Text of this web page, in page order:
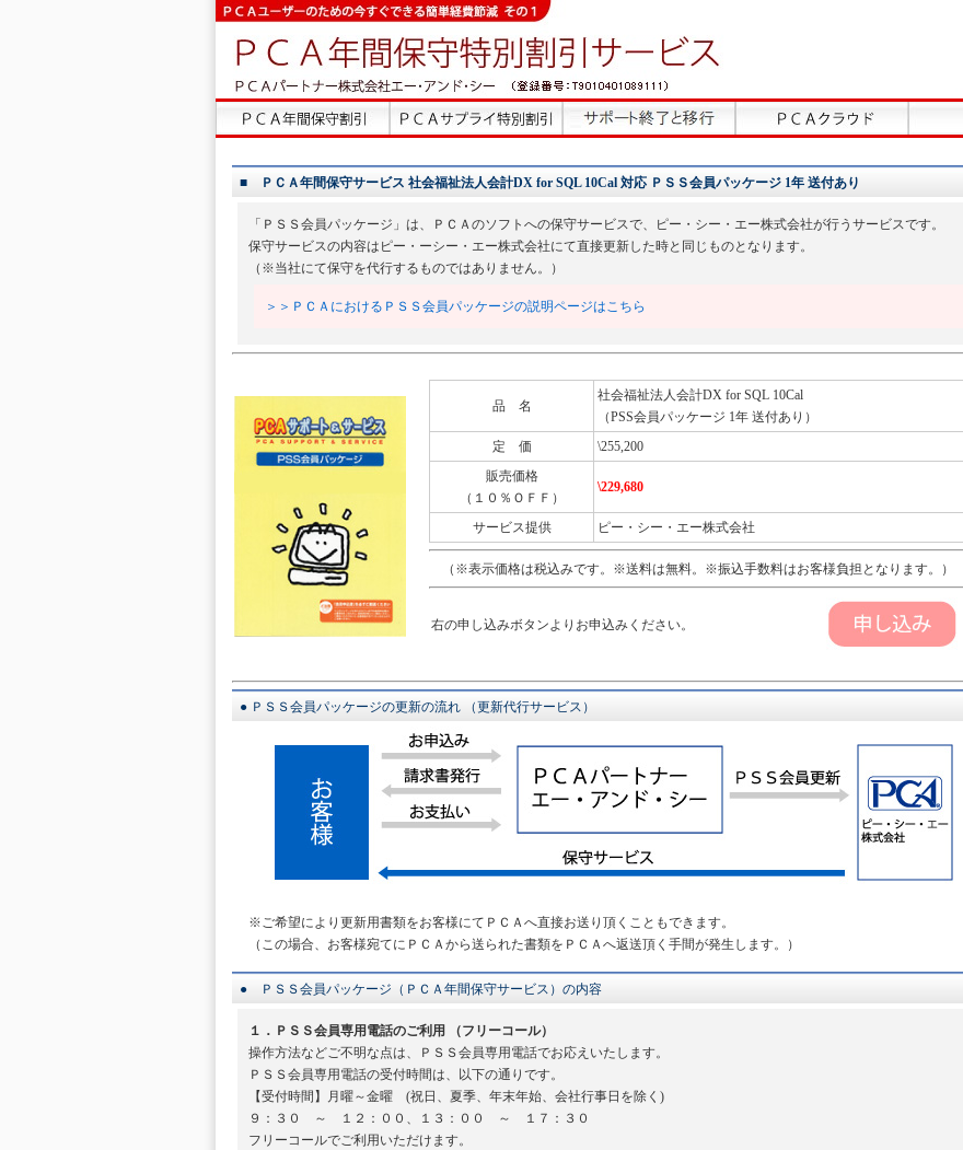
■ ＰＣＡ年間保守サービス 社会福祉法人会計DX for SQL 10Cal 対応 ＰＳＳ会員パッケージ 1年 送付あり
「ＰＳＳ会員パッケージ」は、ＰＣＡのソフトへの保守サービスで、ピー・シー・エー株式会社が行うサービスです。
保守サービスの内容はピー・ーシー・エー株式会社にて直接更新した時と同じものとなります。
（※当社にて保守を代行するものではありません。）
＞＞ＰＣＡにおけるＰＳＳ会員パッケージの説明ページはこちら
品 名
社会福祉法人会計DX for SQL 10Cal
（PSS会員パッケージ 1年 送付あり）
定 価
\255,200
販売価格
（１０％ＯＦＦ）
\229,680
サービス提供 ピー・シー・エー株式会社
（※表示価格は税込みです。※送料は無料。※振込手数料はお客様負担となります。）
右の申し込みボタンよりお申込みください。
● ＰＳＳ会員パッケージの更新の流れ （更新代行サービス）
※ご希望により更新用書類をお客様にてＰＣＡへ直接お送り頂くこともできます。
（この場合、お客様宛てにＰＣＡから送られた書類をＰＣＡへ返送頂く手間が発生します。）
● ＰＳＳ会員パッケージ（ＰＣＡ年間保守サービス）の内容
１．ＰＳＳ会員専用電話のご利用 （フリーコール）
操作方法などご不明な点は、ＰＳＳ会員専用電話でお応えいたします。
ＰＳＳ会員専用電話の受付時間は、以下の通りです。
【受付時間】月曜～金曜 (祝日、夏季、年末年始、会社行事日を除く)
９：３０ ～ １２：００、１３：００ ～ １７：３０
フリーコールでご利用いただけます。